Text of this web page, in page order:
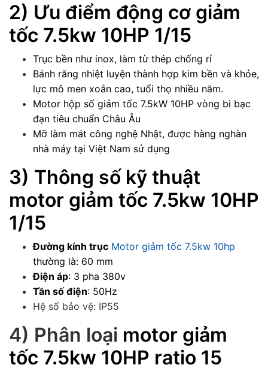
2) Ưu điểm động cơ giảm
tốc 7.5kw 10HP 1/15
Trục bền như inox, làm từ thép chống rỉ
Bánh răng nhiệt luyện thành hợp kim bền và khỏe,
lực mô men xoắn cao, tuổi thọ nhiều năm.
Motor hộp số giảm tốc 7.5kW 10HP vòng bi bạc
đạn tiêu chuẩn Châu Âu
Mỡ làm mát công nghệ Nhật, được hàng nghàn
nhà máy tại Việt Nam sử dụng
3) Thông số kỹ thuật
motor giảm tốc 7.5kw 10HP
1/15
Đường kính trục Motor giảm tốc 7.5kw 10hp
thường là: 60 mm
Điện áp: 3 pha 380v
Tần số điện: 50Hz
Hệ số bảo vệ: IP55
4) Phân loại motor giảm
tốc 7.5kw 10HP ratio 15